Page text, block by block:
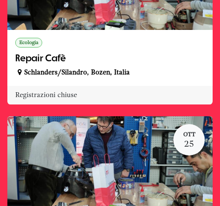
Ecologia
Repair Cafè
Schlanders/Silandro, Bozen, Italia
Registrazioni chiuse
OTT
25